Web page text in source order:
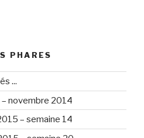
PHARES
...
novembre 2014
– semaine 14